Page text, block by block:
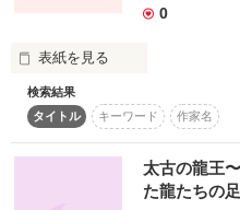
嬉しいです｡
0
表紙を見る
ちょっと変わり者の私と優しい
作品
検索結果
タイトル
キーワード 作家名
太古の龍王
た龍たちの